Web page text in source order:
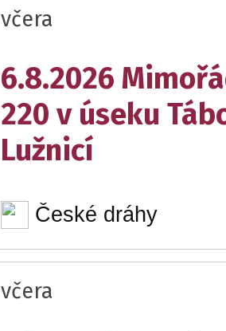
včera
6.8.2026
220 v úseku
Lužnicí
České dráhy
včera